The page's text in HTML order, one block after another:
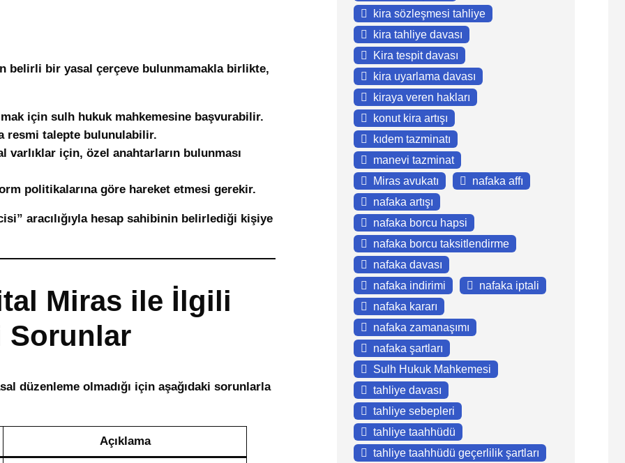
belirli bir yasal çerçeve bulunmamakla birlikte,
için sulh hukuk mahkemesine başvurabilir.
resmi talepte bulunulabilir.
için, özel anahtarların bulunması
politikalarına göre hareket etmesi gerekir.
aracılığıyla hesap sahibinin belirlediği kişiye
Miras ile İlgili
Sorunlar
düzenleme olmadığı için aşağıdaki sorunlarla
Açıklama
kira sözleşmesi tahliye
kira tahliye davası
Kira tespit davası
kira uyarlama davası
kiraya veren hakları
konut kira artışı
kıdem tazminatı
manevi tazminat
Miras avukatı
nafaka affı
nafaka artışı
nafaka borcu hapsi
nafaka borcu taksitlendirme
nafaka davası
nafaka indirimi
nafaka iptali
nafaka kararı
nafaka zamanaşımı
nafaka şartları
Sulh Hukuk Mahkemesi
tahliye davası
tahliye sebepleri
tahliye taahhüdü
tahliye taahhüdü geçerlilik şartları